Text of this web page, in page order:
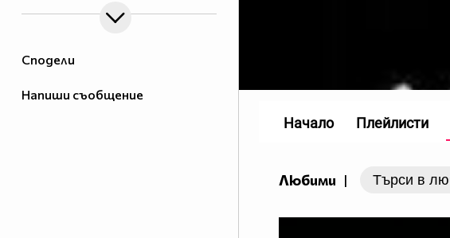
Сподели
Напиши съобщение
Любими |
Начало Плейлисти